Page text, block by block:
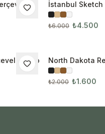
İNDIRIM
İstanbul Sketch
₺6.000 ₺4.500
Tablo İNDIRIM
North Dakota
Tablo
₺2.000 ₺1.600